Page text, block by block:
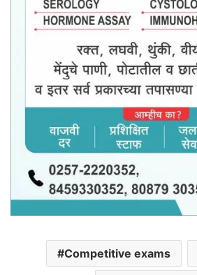
Competitive exams